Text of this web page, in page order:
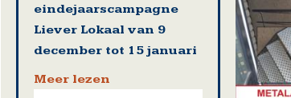
eindejaarscampagne
Liever Lokaal van 9
december tot 15 januari
Meer lezen